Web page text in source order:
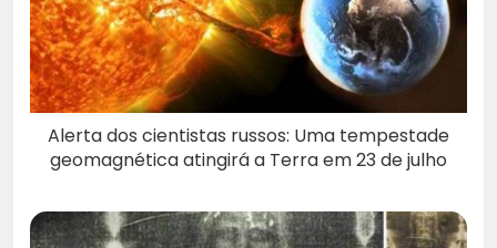
Alerta dos cientistas russos: Uma tempestade
geomagnética atingirá a Terra em 23 de julho